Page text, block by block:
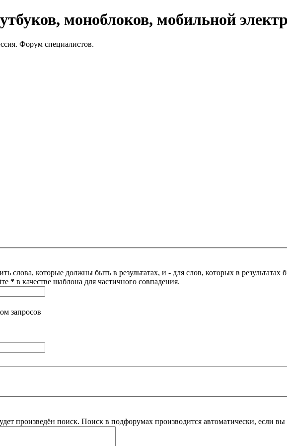
моноблоков, мобильной
Форум специалистов.
слова, которые должны быть в результатах, и - для слов, которых в
* в качестве шаблона для частичного совпадения.
запросов
произведён поиск. Поиск в подфорумах производится автоматически, если